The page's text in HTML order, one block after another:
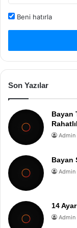
Beni hatırla
Son Yazılar
Bayan
Admin
Bayan
Admin
14
Admin